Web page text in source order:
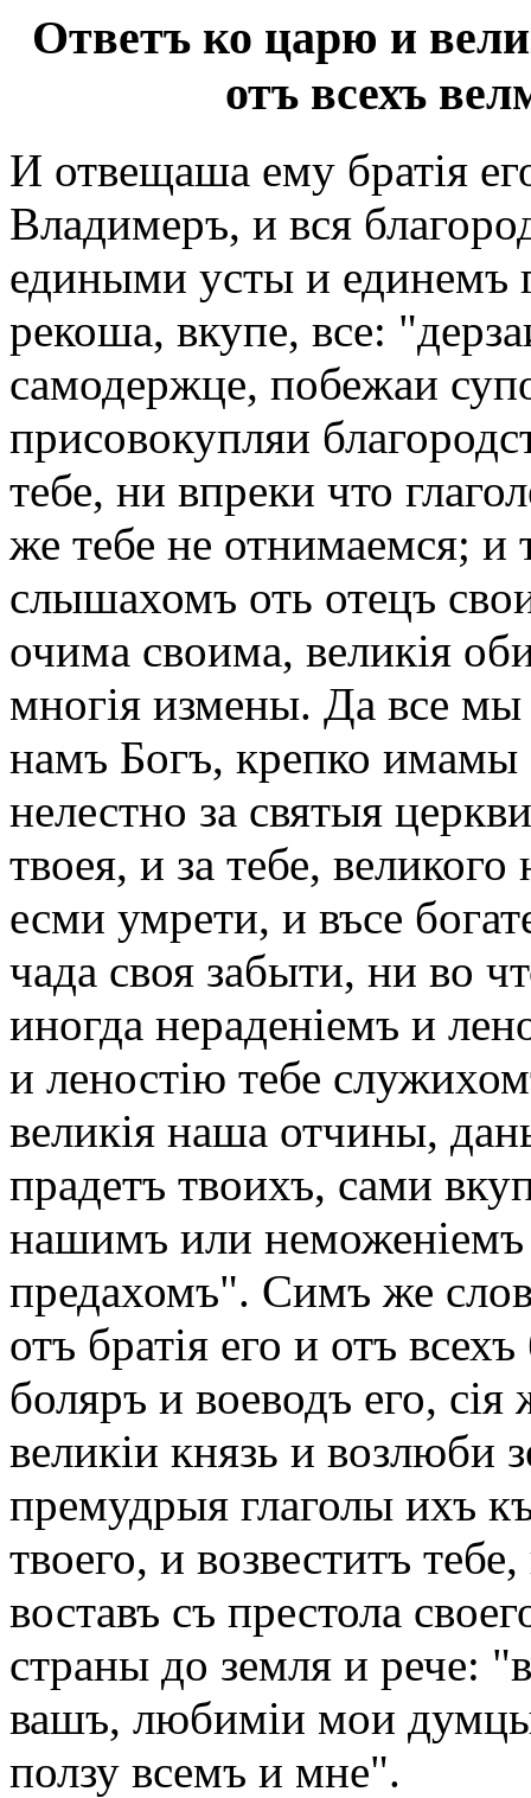
Ответъ ко царю и
отъ всехъ
И отвещаша ему братія
Владимеръ, и вся
едиными усты и единемъ
рекоша, вкупе, все:
самодержце, побежаи
присовокупляи
тебе, ни впреки что
же тебе не отнимаемся;
слышахомъ оть отецъ
очима своима, великія
многія измены. Да все
намъ Богъ, крепко имамы
нелестно за святыя
твоея, и за тебе,
есми умрети, и въсе
чада своя забыти, ни во
иногда нераденіемъ и
и леностію тебе
великія наша отчины,
прадетъ твоихъ, сами
нашимъ или неможеніемъ
предахомъ". Симъ же
отъ братія его и отъ
боляръ и воеводъ его,
великіи князь и возлюби
премудрыя глаголы ихъ
твоего, и возвеститъ
воставъ съ престола
страны до земля и рече:
вашъ, любиміи мои
ползу всемъ и мне".